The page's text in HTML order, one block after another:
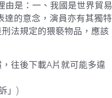
由是：一、我國是世界貿易
達的意念，演員亦有其獨特
法規定的猥褻物品，應該
往後下載A片就可能多違
」)